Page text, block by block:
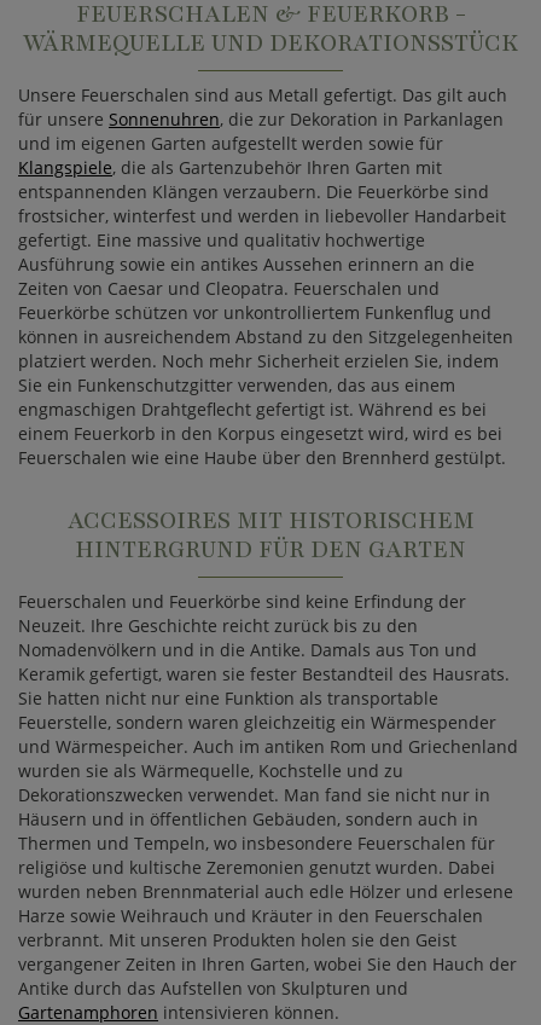
FEUERSCHALEN & FEUERKORB -
WÄRMEQUELLE UND DEKORATIONSSTÜCK
Unsere Feuerschalen sind aus Metall gefertigt. Das gilt auch
für unsere Sonnenuhren, die zur Dekoration in Parkanlagen
und im eigenen Garten aufgestellt werden sowie für
Klangspiele, die als Gartenzubehör Ihren Garten mit
entspannenden Klängen verzaubern. Die Feuerkörbe sind
frostsicher, winterfest und werden in liebevoller Handarbeit
gefertigt. Eine massive und qualitativ hochwertige
Ausführung sowie ein antikes Aussehen erinnern an die
Zeiten von Caesar und Cleopatra. Feuerschalen und
Feuerkörbe schützen vor unkontrolliertem Funkenflug und
können in ausreichendem Abstand zu den Sitzgelegenheiten
platziert werden. Noch mehr Sicherheit erzielen Sie, indem
Sie ein Funkenschutzgitter verwenden, das aus einem
engmaschigen Drahtgeflecht gefertigt ist. Während es bei
einem Feuerkorb in den Korpus eingesetzt wird, wird es bei
Feuerschalen wie eine Haube über den Brennherd gestülpt.
ACCESSOIRES MIT HISTORISCHEM
HINTERGRUND FÜR DEN GARTEN
Feuerschalen und Feuerkörbe sind keine Erfindung der
Neuzeit. Ihre Geschichte reicht zurück bis zu den
Nomadenvölkern und in die Antike. Damals aus Ton und
Keramik gefertigt, waren sie fester Bestandteil des Hausrats.
Sie hatten nicht nur eine Funktion als transportable
Feuerstelle, sondern waren gleichzeitig ein Wärmespender
und Wärmespeicher. Auch im antiken Rom und Griechenland
wurden sie als Wärmequelle, Kochstelle und zu
Dekorationszwecken verwendet. Man fand sie nicht nur in
Häusern und in öffentlichen Gebäuden, sondern auch in
Thermen und Tempeln, wo insbesondere Feuerschalen für
religiöse und kultische Zeremonien genutzt wurden. Dabei
wurden neben Brennmaterial auch edle Hölzer und erlesene
Harze sowie Weihrauch und Kräuter in den Feuerschalen
verbrannt. Mit unseren Produkten holen sie den Geist
vergangener Zeiten in Ihren Garten, wobei Sie den Hauch der
Antike durch das Aufstellen von Skulpturen und
Gartenamphoren intensivieren können.